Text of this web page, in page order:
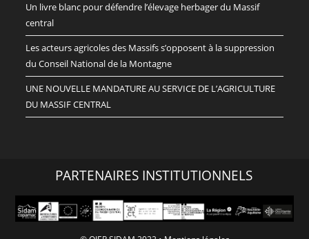
Un livre blanc pour défendre l’élevage herbager du Massif
central
Les acteurs agricoles des Massifs s’opposent à la suppression
du Conseil National de la Montagne
UNE NOUVELLE MANDATURE AU SERVICE DE L’AGRICULTURE
DU MASSIF CENTRAL
PARTENAIRES INSTITUTIONNELS